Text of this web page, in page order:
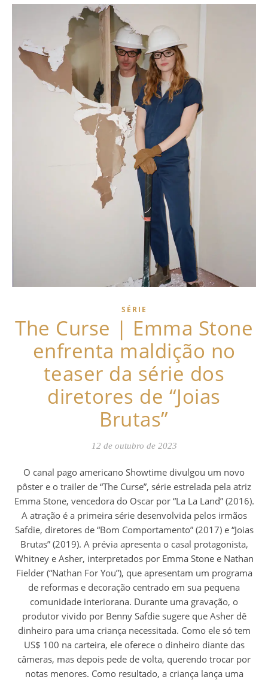
SÉRIE
The Curse | Emma Stone
enfrenta maldição no
teaser da série dos
diretores de “Joias
Brutas”
12 de outubro de 2023
O canal pago americano Showtime divulgou um novo
pôster e o trailer de “The Curse”, série estrelada pela atriz
Emma Stone, vencedora do Oscar por “La La Land” (2016).
A atração é a primeira série desenvolvida pelos irmãos
Safdie, diretores de “Bom Comportamento” (2017) e “Joias
Brutas” (2019). A prévia apresenta o casal protagonista,
Whitney e Asher, interpretados por Emma Stone e Nathan
Fielder (“Nathan For You”), que apresentam um programa
de reformas e decoração centrado em sua pequena
comunidade interiorana. Durante uma gravação, o
produtor vivido por Benny Safdie sugere que Asher dê
dinheiro para uma criança necessitada. Como ele só tem
US$ 100 na carteira, ele oferece o dinheiro diante das
câmeras, mas depois pede de volta, querendo trocar por
notas menores. Como resultado, a criança lança uma